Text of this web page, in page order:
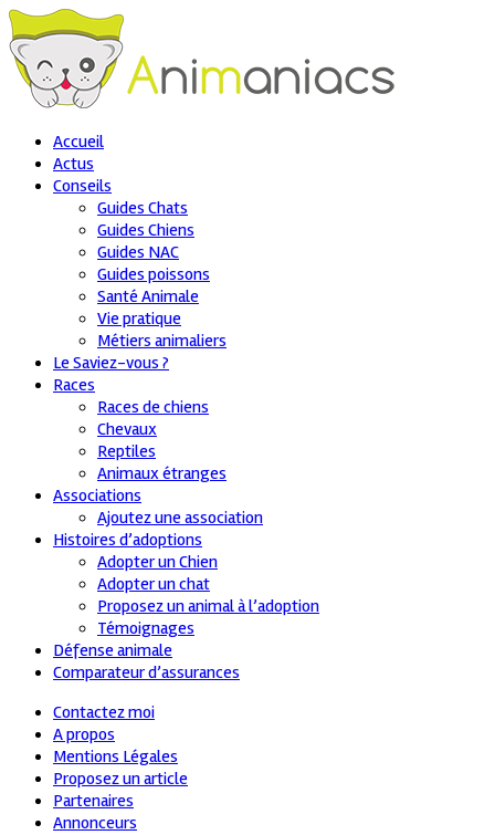
Accueil
Actus
Conseils
Guides Chats
Guides Chiens
Guides NAC
Guides poissons
Santé Animale
Vie pratique
Métiers animaliers
Le Saviez-vous ?
Races
Races de chiens
Chevaux
Reptiles
Animaux étranges
Associations
Ajoutez une association
Histoires d’adoptions
Adopter un Chien
Adopter un chat
Proposez un animal à l’adoption
Témoignages
Défense animale
Comparateur d’assurances
Contactez moi
A propos
Mentions Légales
Proposez un article
Partenaires
Annonceurs